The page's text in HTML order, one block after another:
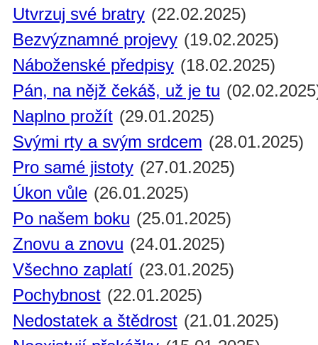
Utvrzuj své bratry (22.02.2025)
Bezvýznamné projevy (19.02.2025)
Náboženské předpisy (18.02.2025)
Pán, na nějž čekáš, už je tu
Naplno prožít (29.01.2025)
Svými rty a svým srdcem (28.01.2025)
Pro samé jistoty (27.01.2025)
Úkon vůle (26.01.2025)
Po našem boku (25.01.2025)
Znovu a znovu (24.01.2025)
Všechno zaplatí (23.01.2025)
Pochybnost (22.01.2025)
Nedostatek a štědrost (21.01.2025)